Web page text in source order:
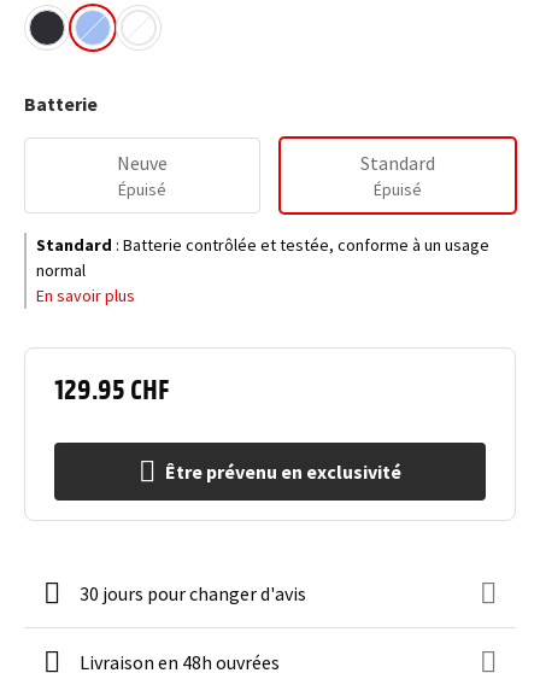
129.95 CHF
Être prévenu en exclusivité
Batterie
Neuve
Épuisé
Standard
Épuisé
Standard : Batterie contrôlée et testée, conforme à un usage
normal
En savoir plus
30 jours pour changer d'avis
Livraison en 48h ouvrées